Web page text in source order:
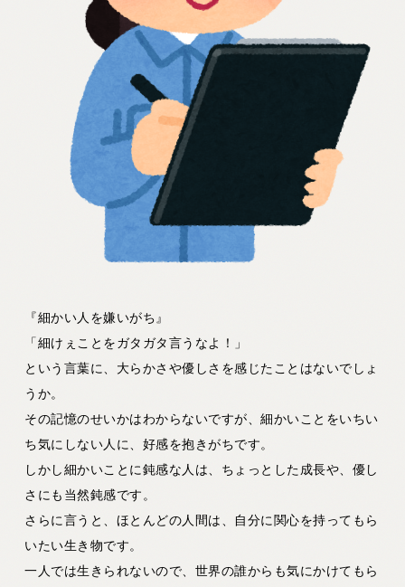
『細かい人を嫌いがち』
「細けぇことをガタガタ言うなよ！」
という言葉に、大らかさや優しさを感じたことはないでしょ
うか。
その記憶のせいかはわからないですが、細かいことをいちい
ち気にしない人に、好感を抱きがちです。
しかし細かいことに鈍感な人は、ちょっとした成長や、優し
さにも当然鈍感です。
さらに言うと、ほとんどの人間は、自分に関心を持ってもら
いたい生き物です。
一人では生きられないので、世界の誰からも気にかけてもら